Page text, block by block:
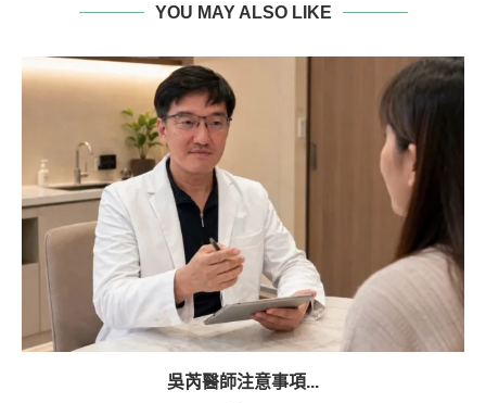
YOU MAY ALSO LIKE
吳芮醫師注意事項...